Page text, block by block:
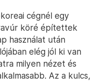
cégnél egy
köré építettek
használat után
elég jól ki van
milyen nézet és
Az a kulcs,